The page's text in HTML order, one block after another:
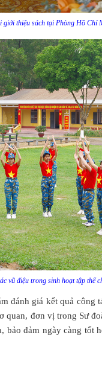
giới thiệu sách tại Phòng Hồ Chí
vũ điệu trong sinh hoạt tập thể
đánh giá kết quả công
quan, đơn vị trong Sư
bảo đảm ngày càng tốt